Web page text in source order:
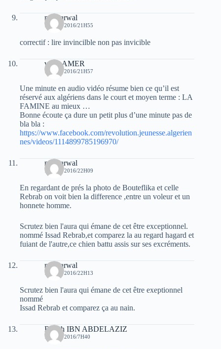
moh arwal
15 MAI 2016/21H55
correctif : lire invincilble non pas invicible
veriteAMER
15 MAI 2016/21H57
Une minute en audio vidéo résume bien ce qu’il est
réservé aux algériens dans le court et moyen terme : LA
FAMINE au mieux …
Bonne écoute ça dure un petit plus d’une minute pas de
bla bla :
https://www.facebook.com/revolution.jeunesse.algerien
nes/videos/1114899785196970/
moh arwal
15 MAI 2016/22H09
En regardant de prés la photo de Bouteflika et celle
Rebrab on voit bien la difference ,entre un voleur et un
honnete homme.
Scrutez bien l'aura qui émane de cet être exceptionnel.
nommé Issad Rebrab,et comparez la au regard hagard et
fuiant de l'autre,ce chien battu assis sur ses excréments.
moh arwal
15 MAI 2016/22H13
Scrutez bien l'aura qui émane de cet être exeptionnel
nommé
Issad Rebrab et comparez ça au nain.
Rabah IBN ABDELAZIZ
16 MAI 2016/7H40